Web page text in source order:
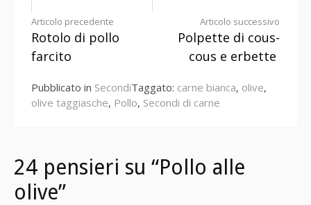
Continua
a
Articolo precedente
Rotolo di pollo
farcito
Articolo successivo
Polpette di cous-
cous e erbette
Pubblicato in SecondiTaggato: carne bianca, olive,
olive taggiasche, Pollo, Secondi di carne
24 pensieri su “Pollo alle
olive”